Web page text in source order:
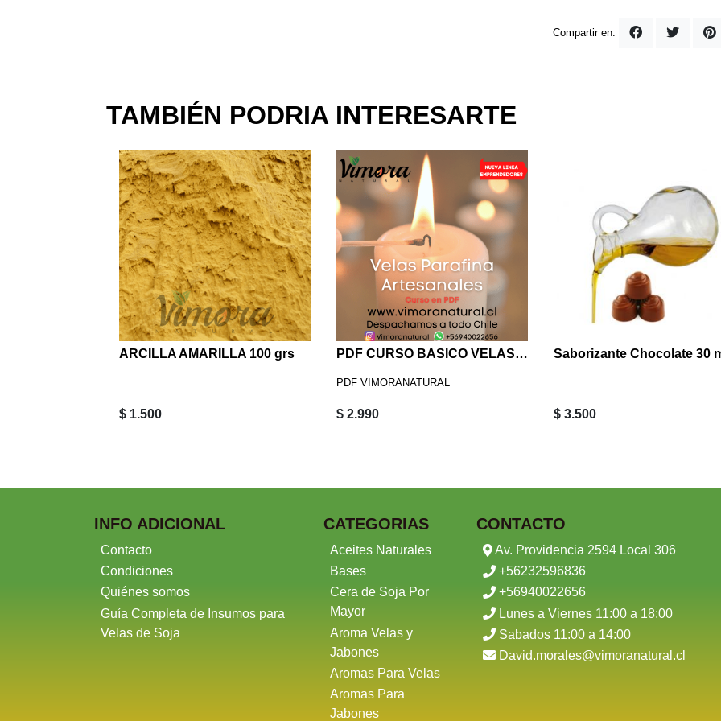
Compartir en:
TAMBIÉN PODRIA INTERESARTE
ARCILLA AMARILLA 100 grs
$ 1.500
PDF CURSO BASICO VELAS PARAFINA
PDF VIMORANATURAL
$ 2.990
Saborizante Chocolate 30
$ 3.500
INFO ADICIONAL
Contacto
Condiciones
Quiénes somos
Guía Completa de Insumos para
Velas de Soja
CATEGORIAS
Aceites Naturales
Bases
Cera de Soja Por
Mayor
Aroma Velas y
Jabones
Aromas Para Velas
Aromas Para
Jabones
CONTACTO
Av. Providencia 2594 Local 306
+56232596836
+56940022656
Lunes a Viernes 11:00 a 18:00
Sabados 11:00 a 14:00
David.morales@vimoranatural.cl